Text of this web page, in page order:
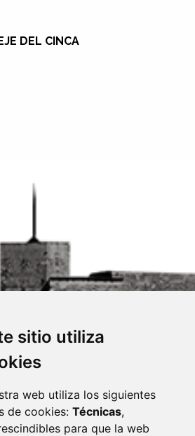
sitio utiliza
web utiliza los siguientes
de cookies: Técnicas,
para que la web
DEL CINCA